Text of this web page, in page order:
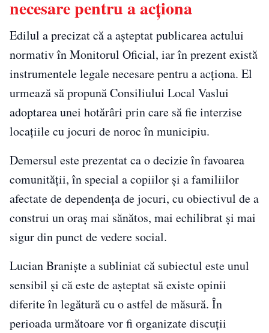
necesare pentru a acționa
Edilul a precizat că a așteptat publicarea actului
normativ în Monitorul Oficial, iar în prezent există
instrumentele legale necesare pentru a acționa. El
urmează să propună Consiliului Local Vaslui
adoptarea unei hotărâri prin care să fie interzise
locațiile cu jocuri de noroc în municipiu.
Demersul este prezentat ca o decizie în favoarea
comunității, în special a copiilor și a familiilor
afectate de dependența de jocuri, cu obiectivul de a
construi un oraș mai sănătos, mai echilibrat și mai
sigur din punct de vedere social.
Lucian Braniște a subliniat că subiectul este unul
sensibil și că este de așteptat să existe opinii
diferite în legătură cu o astfel de măsură. În
perioada următoare vor fi organizate discuții